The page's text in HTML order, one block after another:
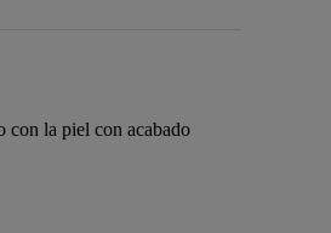
con la piel con acabado